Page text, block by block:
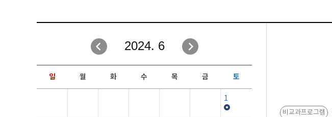
취업성공지원과
창업지원·교육센터
현장실습/IPP사업단
커뮤니티
자유게시판
일정안내
보도자료
행사갤러리
2024. 6
일 월 화 수 목 금 토
1
비교과프로그램